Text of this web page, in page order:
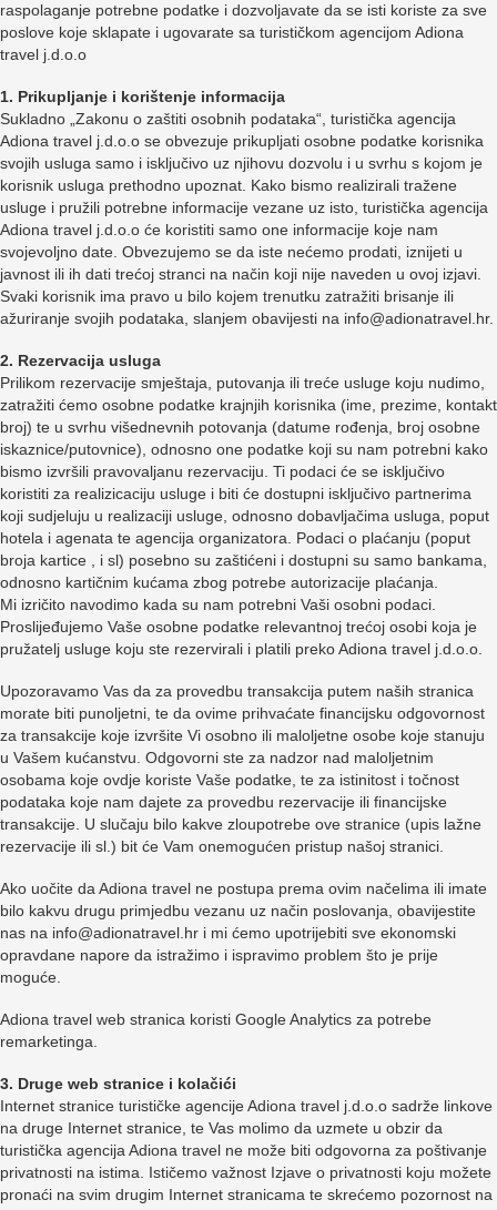
raspolaganje potrebne podatke i dozvoljavate da se isti koriste za sve
poslove koje sklapate i ugovarate sa turističkom agencijom Adiona
travel j.d.o.o
1. Prikupljanje i korištenje informacija
Sukladno „Zakonu o zaštiti osobnih podataka“, turistička agencija
Adiona travel j.d.o.o se obvezuje prikupljati osobne podatke korisnika
svojih usluga samo i isključivo uz njihovu dozvolu i u svrhu s kojom je
korisnik usluga prethodno upoznat. Kako bismo realizirali tražene
usluge i pružili potrebne informacije vezane uz isto, turistička agencija
Adiona travel j.d.o.o će koristiti samo one informacije koje nam
svojevoljno date. Obvezujemo se da iste nećemo prodati, iznijeti u
javnost ili ih dati trećoj stranci na način koji nije naveden u ovoj izjavi.
Svaki korisnik ima pravo u bilo kojem trenutku zatražiti brisanje ili
ažuriranje svojih podataka, slanjem obavijesti na info@adionatravel.hr.
2. Rezervacija usluga
Prilikom rezervacije smještaja, putovanja ili treće usluge koju nudimo,
zatražiti ćemo osobne podatke krajnjih korisnika (ime, prezime, kontakt
broj) te u svrhu višednevnih potovanja (datume rođenja, broj osobne
iskaznice/putovnice), odnosno one podatke koji su nam potrebni kako
bismo izvršili pravovaljanu rezervaciju. Ti podaci će se isključivo
koristiti za realizicaciju usluge i biti će dostupni isključivo partnerima
koji sudjeluju u realizaciji usluge, odnosno dobavljačima usluga, poput
hotela i agenata te agencija organizatora. Podaci o plaćanju (poput
broja kartice , i sl) posebno su zaštićeni i dostupni su samo bankama,
odnosno kartičnim kućama zbog potrebe autorizacije plaćanja.
Mi izričito navodimo kada su nam potrebni Vaši osobni podaci.
Proslijeđujemo Vaše osobne podatke relevantnoj trećoj osobi koja je
pružatelj usluge koju ste rezervirali i platili preko Adiona travel j.d.o.o.
Upozoravamo Vas da za provedbu transakcija putem naših stranica
morate biti punoljetni, te da ovime prihvaćate financijsku odgovornost
za transakcije koje izvršite Vi osobno ili maloljetne osobe koje stanuju
u Vašem kućanstvu. Odgovorni ste za nadzor nad maloljetnim
osobama koje ovdje koriste Vaše podatke, te za istinitost i točnost
podataka koje nam dajete za provedbu rezervacije ili financijske
transakcije. U slučaju bilo kakve zloupotrebe ove stranice (upis lažne
rezervacije ili sl.) bit će Vam onemogućen pristup našoj stranici.
Ako uočite da Adiona travel ne postupa prema ovim načelima ili imate
bilo kakvu drugu primjedbu vezanu uz način poslovanja, obavijestite
nas na info@adionatravel.hr i mi ćemo upotrijebiti sve ekonomski
opravdane napore da istražimo i ispravimo problem što je prije
moguće.
Adiona travel web stranica koristi Google Analytics za potrebe
remarketinga.
3. Druge web stranice i kolačići
Internet stranice turističke agencije Adiona travel j.d.o.o sadrže linkove
na druge Internet stranice, te Vas molimo da uzmete u obzir da
turistička agencija Adiona travel ne može biti odgovorna za poštivanje
privatnosti na istima. Ističemo važnost Izjave o privatnosti koju možete
pronaći na svim drugim Internet stranicama te skrećemo pozornost na